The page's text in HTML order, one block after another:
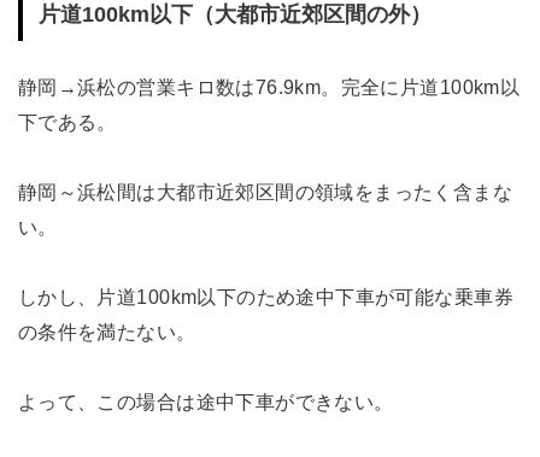
片道100km以下（大都市近郊区間の外）
静岡→浜松の営業キロ数は76.9km。完全に片道100km以
下である。
静岡～浜松間は大都市近郊区間の領域をまったく含まな
い。
しかし、片道100km以下のため途中下車が可能な乗車券
の条件を満たない。
よって、この場合は途中下車ができない。